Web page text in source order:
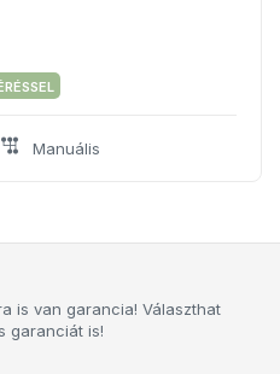
Manuális
is van garancia! Választhat
garanciát is!